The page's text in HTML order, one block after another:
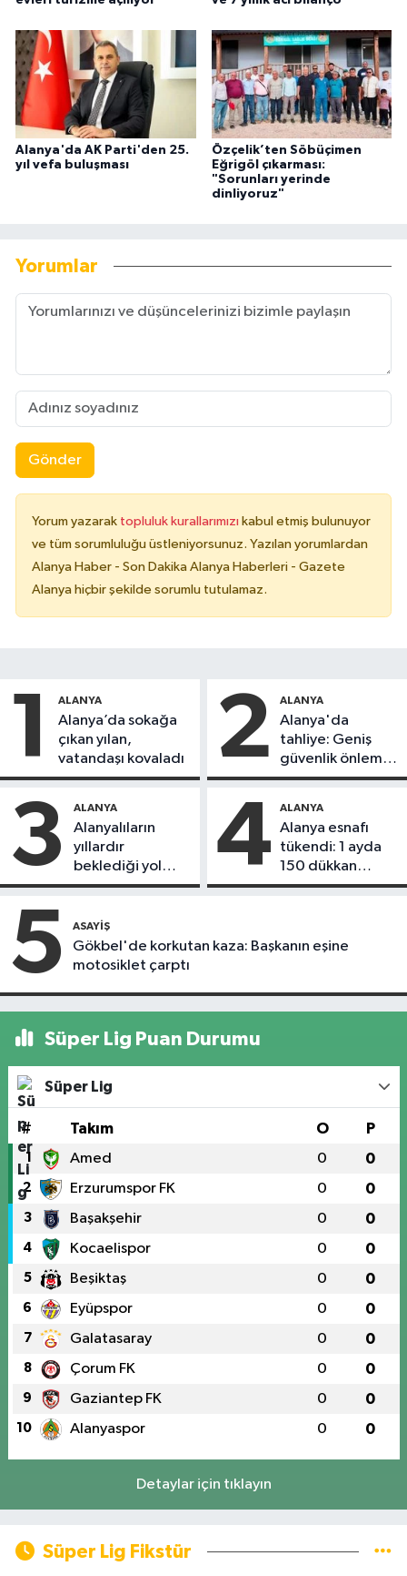
Alanya'da AK Parti'den 25.
yıl vefa buluşması
Özçelik’ten Söbüçimen
Eğrigöl çıkarması:
"Sorunları yerinde
dinliyoruz"
Yorumlar
Gönder
Yorum yazarak topluluk kurallarımızı kabul etmiş bulunuyor
ve tüm sorumluluğu üstleniyorsunuz. Yazılan yorumlardan
Alanya Haber - Son Dakika Alanya Haberleri - Gazete
Alanya hiçbir şekilde sorumlu tutulamaz.
1 ALANYA
Alanya’da sokağa
çıkan yılan,
vatandaşı kovaladı
2 ALANYA
Alanya'da
tahliye: Geniş
güvenlik önlemi
alındı
3 ALANYA
Alanyalıların
yıllardır
beklediği yol
askıdan döndü
4 ALANYA
Alanya esnafı
tükendi: 1 ayda
150 dükkan
kapandı
5 ASAYIŞ
Gökbel'de korkutan kaza: Başkanın eşine
motosiklet çarptı
Süper Lig Puan Durumu
Süper Lig
# Takım O P
1 Amed 0 0
2 Erzurumspor FK 0 0
3 Başakşehir 0 0
4 Kocaelispor 0 0
5 Beşiktaş 0 0
6 Eyüpspor 0 0
7 Galatasaray 0 0
8 Çorum FK 0 0
9 Gaziantep FK 0 0
10 Alanyaspor 0 0
Detaylar için tıklayın
Süper Lig Fikstür